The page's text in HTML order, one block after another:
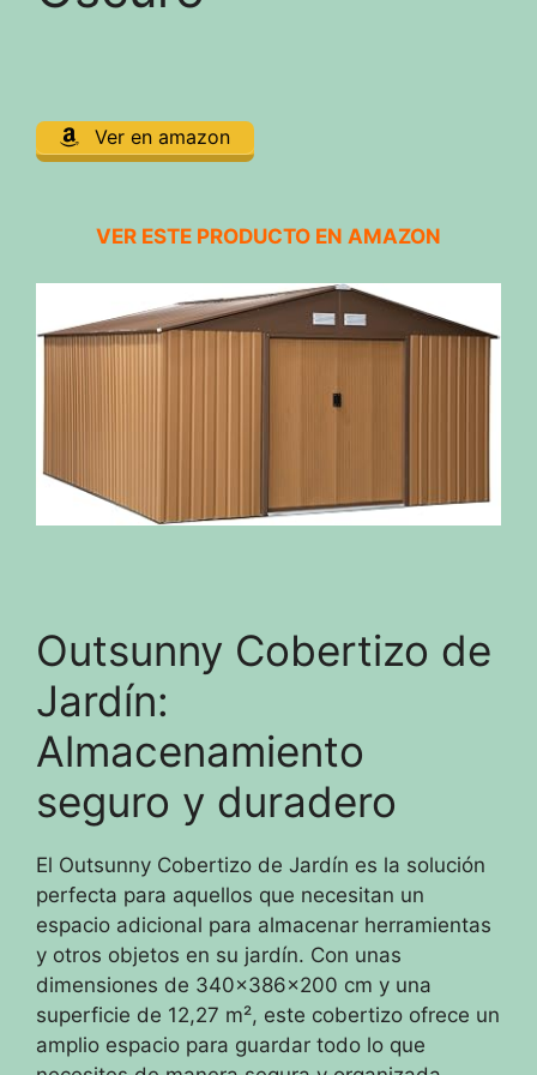
Ver en amazon
VER ESTE PRODUCTO EN AMAZON
Outsunny Cobertizo de
Jardín:
Almacenamiento
seguro y duradero
El Outsunny Cobertizo de Jardín es la solución
perfecta para aquellos que necesitan un
espacio adicional para almacenar herramientas
y otros objetos en su jardín. Con unas
dimensiones de 340x386x200 cm y una
superficie de 12,27 m², este cobertizo ofrece un
amplio espacio para guardar todo lo que